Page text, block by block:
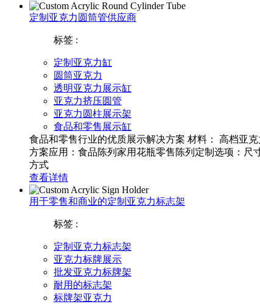
定制亚克力圆筒管供应商
标签 :
定制亚克力缸
圆筒亚克力
透明亚克力展示缸
亚克力挤压圆管
亚克力圆柱展示架
食品和零售展示缸
食品和零售行业的优质展示解决方案 材料： 高档亚
方案应用：食品陈列家用花瓶零售陈列定制选项：尺
方式
查看详情
用于零售和商业的定制亚克力标志架
标签 :
定制亚克力标志架
亚克力标牌展示
批发亚克力标牌架
耐用的标志架
标牌架亚克力